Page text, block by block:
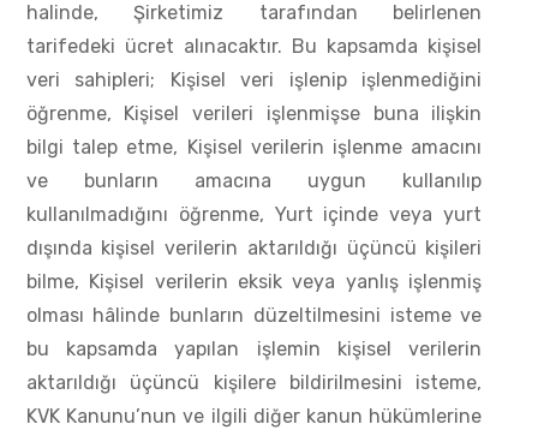
halinde, Şirketimiz tarafından belirlenen
tarifedeki ücret alınacaktır. Bu kapsamda kişisel
veri sahipleri; Kişisel veri işlenip işlenmediğini
öğrenme, Kişisel verileri işlenmişse buna ilişkin
bilgi talep etme, Kişisel verilerin işlenme amacını
ve bunların amacına uygun kullanılıp
kullanılmadığını öğrenme, Yurt içinde veya yurt
dışında kişisel verilerin aktarıldığı üçüncü kişileri
bilme, Kişisel verilerin eksik veya yanlış işlenmiş
olması hâlinde bunların düzeltilmesini isteme ve
bu kapsamda yapılan işlemin kişisel verilerin
aktarıldığı üçüncü kişilere bildirilmesini isteme,
KVK Kanunu’nun ve ilgili diğer kanun hükümlerine